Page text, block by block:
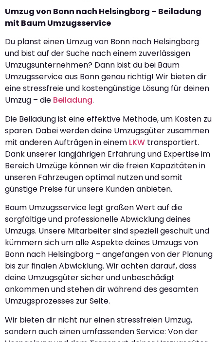
Umzug von Bonn nach Helsingborg – Beiladung
mit Baum Umzugsservice
Du planst einen Umzug von Bonn nach Helsingborg
und bist auf der Suche nach einem zuverlässigen
Umzugsunternehmen? Dann bist du bei Baum
Umzugsservice aus Bonn genau richtig! Wir bieten dir
eine stressfreie und kostengünstige Lösung für deinen
Umzug – die Beiladung.
Die Beiladung ist eine effektive Methode, um Kosten zu
sparen. Dabei werden deine Umzugsgüter zusammen
mit anderen Aufträgen in einem LKW transportiert.
Dank unserer langjährigen Erfahrung und Expertise im
Bereich Umzüge können wir die freien Kapazitäten in
unseren Fahrzeugen optimal nutzen und somit
günstige Preise für unsere Kunden anbieten.
Baum Umzugsservice legt großen Wert auf die
sorgfältige und professionelle Abwicklung deines
Umzugs. Unsere Mitarbeiter sind speziell geschult und
kümmern sich um alle Aspekte deines Umzugs von
Bonn nach Helsingborg – angefangen von der Planung
bis zur finalen Abwicklung. Wir achten darauf, dass
deine Umzugsgüter sicher und unbeschädigt
ankommen und stehen dir während des gesamten
Umzugsprozesses zur Seite.
Wir bieten dir nicht nur einen stressfreien Umzug,
sondern auch einen umfassenden Service: Von der